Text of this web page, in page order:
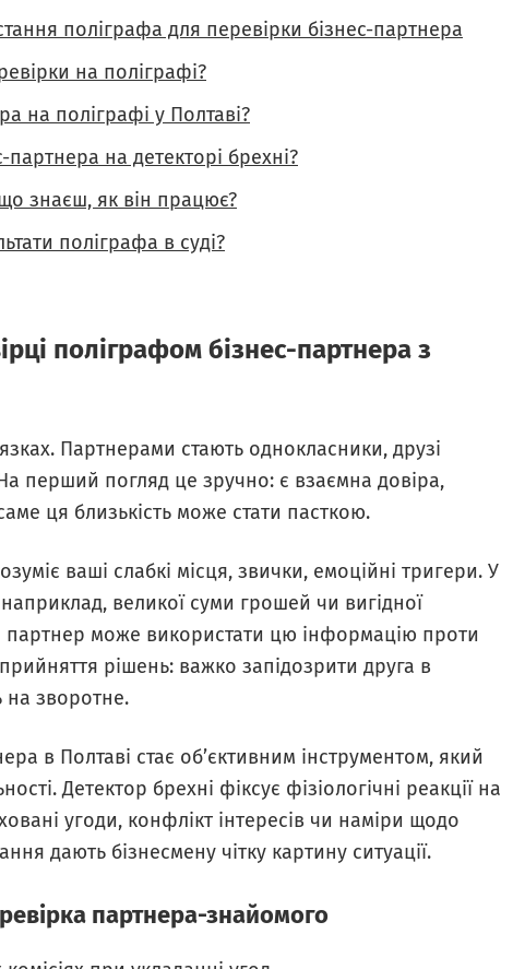
поліграфа для перевірки бізнес-партнера
на поліграфі?
на поліграфі у Полтаві?
на детекторі брехні?
знаєш, як він працює?
поліграфа в суді?
поліграфом бізнес-партнера з
Партнерами стають однокласники, друзі
перший погляд це зручно: є взаємна довіра,
ця близькість може стати пасткою.
ваші слабкі місця, звички, емоційні тригери. У
великої суми грошей чи вигідної
партнер може використати цю інформацію проти
рішень: важко запідозрити друга в
на зворотне.
в Полтаві стає об’єктивним інструментом, який
Детектор брехні фіксує фізіологічні реакції на
угоди, конфлікт інтересів чи наміри щодо
дають бізнесмену чітку картину ситуації.
партнера-знайомого